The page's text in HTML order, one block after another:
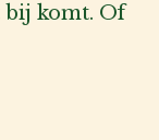
komt. Of